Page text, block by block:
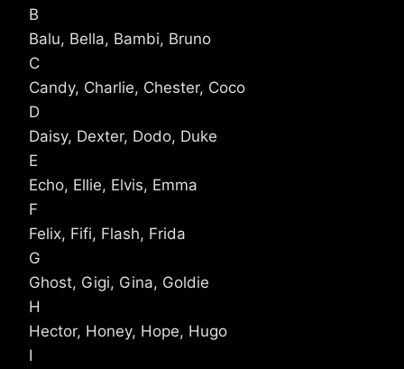
B
Balu, Bella, Bambi, Bruno
C
Candy, Charlie, Chester, Coco
D
Daisy, Dexter, Dodo, Duke
E
Echo, Ellie, Elvis, Emma
F
Felix, Fifi, Flash, Frida
G
Ghost, Gigi, Gina, Goldie
H
Hector, Honey, Hope, Hugo
I